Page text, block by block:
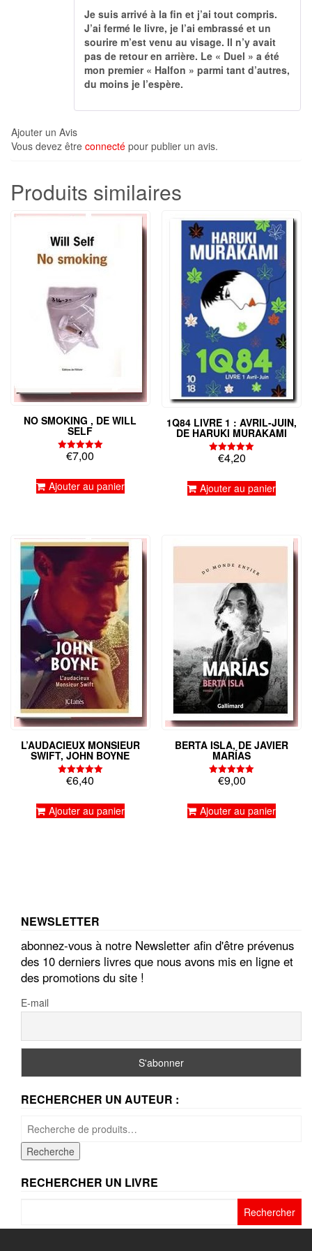
5
Je suis arrivé à la fin et j’ai tout compris.
J’ai fermé le livre, je l’ai embrassé et un
sourire m’est venu au visage. Il n’y avait
pas de retour en arrière. Le « Duel » a été
mon premier « Halfon » parmi tant d’autres,
du moins je l’espère.
Ajouter un Avis
Vous devez être connecté pour publier un avis.
Produits similaires
NO SMOKING , DE WILL
SELF
Note
5.00
€7,00
Ajouter au panier
1Q84 LIVRE 1 : AVRIL-JUIN,
DE HARUKI MURAKAMI
Note
5.00
€4,20
Ajouter au panier
L’AUDACIEUX MONSIEUR
SWIFT, JOHN BOYNE
Note
5.00
€6,40
Ajouter au panier
BERTA ISLA, DE JAVIER
MARÍAS
Note
5.00
€9,00
Ajouter au panier
NEWSLETTER
abonnez-vous à notre Newsletter afin d'être prévenus
des 10 derniers livres que nous avons mis en ligne et
des promotions du site !
E-mail
RECHERCHER UN AUTEUR :
Recherche
pour :
Recherche
RECHERCHER UN LIVRE